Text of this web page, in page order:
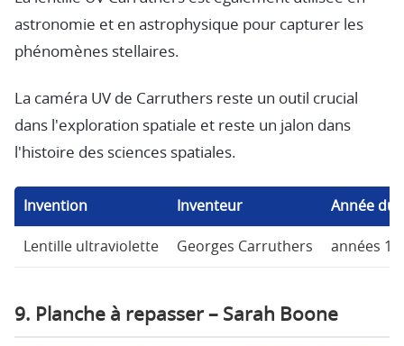
astronomie et en astrophysique pour capturer les
phénomènes stellaires.
La caméra UV de Carruthers reste un outil crucial
dans l'exploration spatiale et reste un jalon dans
l'histoire des sciences spatiales.
Invention Inventeur Année du
Lentille ultraviolette Georges Carruthers années
9. Planche à repasser – Sarah Boone